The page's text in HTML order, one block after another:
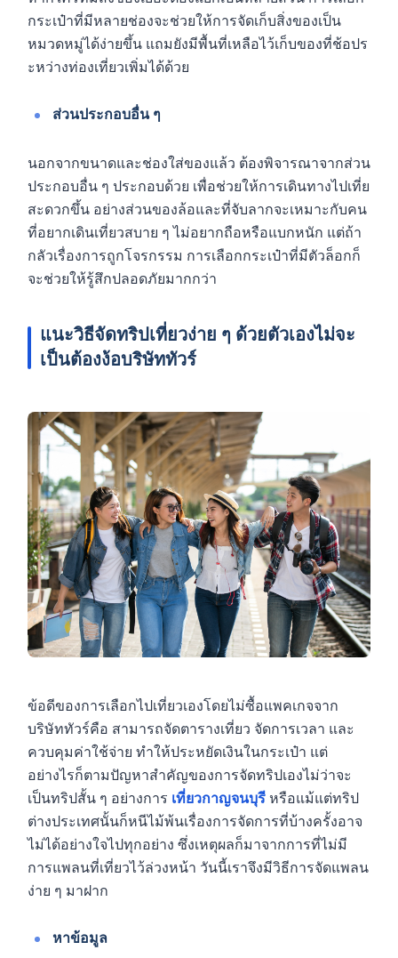
กระเป๋าที่มีหลายช่องจะช่วยให้การจัดเก็บสิ่งของเป็น
หมวดหมู่ได้ง่ายขึ้น แถมยังมีพื้นที่เหลือไว้เก็บของที่ช้อปร
ะหว่างท่องเที่ยวเพิ่มได้ด้วย
ส่วนประกอบอื่น ๆ
นอกจากขนาดและช่องใส่ของแล้ว ต้องพิจารณาจากส่วน
ประกอบอื่น ๆ ประกอบด้วย เพื่อช่วยให้การเดินทางไปเที่ย
สะดวกขึ้น อย่างส่วนของล้อและที่จับลากจะเหมาะกับคน
ที่อยากเดินเที่ยวสบาย ๆ ไม่อยากถือหรือแบกหนัก แต่ถ้า
กลัวเรื่องการถูกโจรกรรม การเลือกกระเป๋าที่มีตัวล็อกก็
จะช่วยให้รู้สึกปลอดภัยมากกว่า
แนะวิธีจัดทริปเที่ยวง่าย ๆ ด้วยตัวเองไม่จะ
เป็นต้องง้อบริษัททัวร์
ข้อดีของการเลือกไปเที่ยวเองโดยไม่ซื้อแพคเกจจาก
บริษัททัวร์คือ สามารถจัดตารางเที่ยว จัดการเวลา และ
ควบคุมค่าใช้จ่าย ทำให้ประหยัดเงินในกระเป๋า แต่
อย่างไรก็ตามปัญหาสำคัญของการจัดทริปเองไม่ว่าจะ
เป็นทริปสั้น ๆ อย่างการ เที่ยวกาญจนบุรีหรือแม้แต่ทริป
ต่างประเทศนั้นก็หนีไม้พ้นเรื่องการจัดการที่บ้างครั้งอาจ
ไม่ได้อย่างใจไปทุกอย่าง ซึ่งเหตุผลก็มาจากการที่ไม่มี
การแพลนที่เที่ยวไว้ล่วงหน้า วันนี้เราจึงมีวิธีการจัดแพลน
ง่าย ๆ มาฝาก
หาข้อมูล